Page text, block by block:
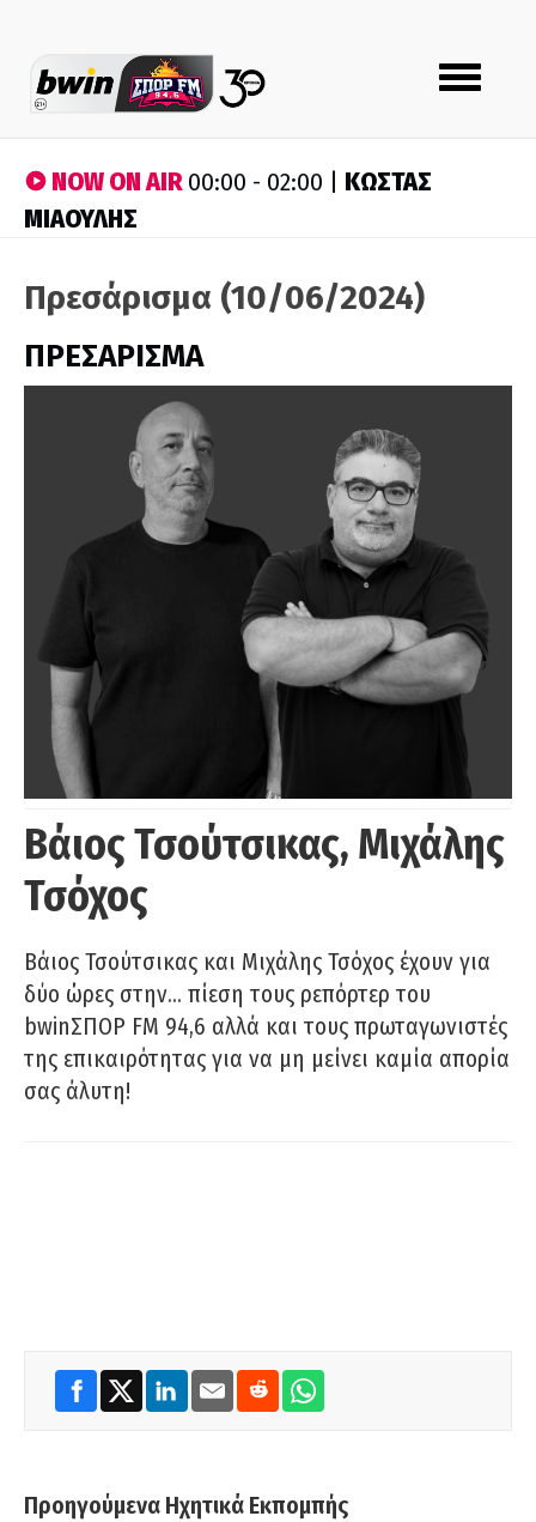
Toggle
navigation
NOW ON AIR00:00 - 02:00 | ΚΩΣΤΑΣ
ΜΙΑΟΥΛΗΣ
Πρεσάρισμα (10/06/2024)
ΠΡΕΣΑΡΙΣΜΑ
Βάιος Τσούτσικας, Μιχάλης
Τσόχος
Βάιος Τσούτσικας και Μιχάλης Τσόχος έχουν για
δύο ώρες στην… πίεση τους ρεπόρτερ του
bwinΣΠΟΡ FM 94,6 αλλά και τους πρωταγωνιστές
της επικαιρότητας για να μη μείνει καμία απορία
σας άλυτη!
Προηγούμενα Ηχητικά Εκπομπής